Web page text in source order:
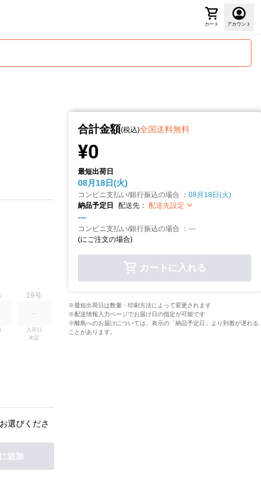
カート アカウント
19号
入荷日
未定
選びくださ
追加
合計金額(税込)全国送料無料
¥0
最短出荷日
08月18日(火)
コンビニ支払い/銀行振込の場合 ： 08月18日(火)
納品予定日
配送先： 配送先設定
—
コンビニ支払い/銀行振込の場合 ： —
(にご注文の場合)
カートに入れる
※最短出荷日は数量・印刷方法によって変更されます
※配送情報入力ページでお届け日の指定が可能です
※離島へのお届けについては、表示の「納品予定日」より到着が遅れる
ことがあります。